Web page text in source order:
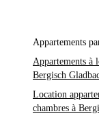
Appartements
Appartements à
Bergisch
Location
chambres à